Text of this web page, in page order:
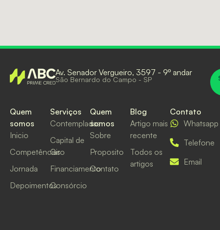
Av. Senador Vergueiro, 3597 - 9º andar
São Bernardo do Campo - SP
Quem
somos
Inicio
Competências
Jornada
Depoimentos
Serviços
Contempladas
Capital de
Giro
Financiamento
Consórcio
Quem
somos
Sobre
Proposito
Contato
Blog
Artigo mais
recente
Todos os
artigos
Contato
Whatsapp
Telefone
Email